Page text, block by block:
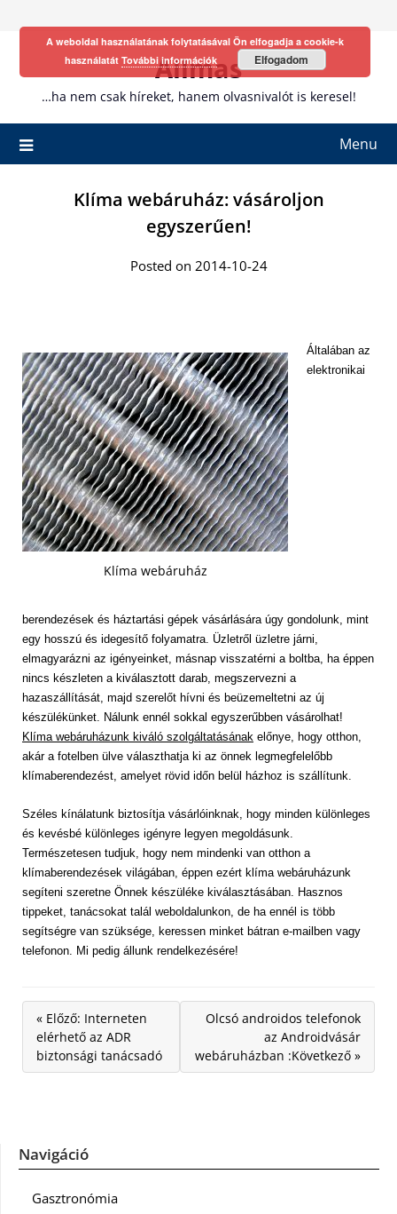
Allmas
…ha nem csak híreket, hanem olvasnivalót is keresel!
Menu
Klíma webáruház: vásároljon
egyszerűen!
Posted on 2014-10-24
Klíma webáruház
Általában az
elektronikai
berendezések és háztartási gépek vásárlására úgy gondolunk, mint
egy hosszú és idegesítő folyamatra. Üzletről üzletre járni,
elmagyarázni az igényeinket, másnap visszatérni a boltba, ha éppen
nincs készleten a kiválasztott darab, megszervezni a
hazaszállítását, majd szerelőt hívni és beüzemeltetni az új
készülékünket. Nálunk ennél sokkal egyszerűbben vásárolhat!
Klíma webáruházunk kiváló szolgáltatásának előnye, hogy otthon,
akár a fotelben ülve választhatja ki az önnek legmegfelelőbb
klímaberendezést, amelyet rövid időn belül házhoz is szállítunk.
Széles kínálatunk biztosítja vásárlóinknak, hogy minden különleges
és kevésbé különleges igényre legyen megoldásunk.
Természetesen tudjuk, hogy nem mindenki van otthon a
klímaberendezések világában, éppen ezért klíma webáruházunk
segíteni szeretne Önnek készüléke kiválasztásában. Hasznos
tippeket, tanácsokat talál weboldalunkon, de ha ennél is több
segítségre van szüksége, keressen minket bátran e-mailben vagy
telefonon. Mi pedig állunk rendelkezésére!
« Előző: Interneten
elérhető az ADR
biztonsági tanácsadó
Olcsó androidos telefonok
az Androidvásár
webáruházban :Következő »
Navigáció
Gasztronómia
A weboldal használatának folytatásával Ön elfogadja a cookie-k
használatát További információk Elfogadom